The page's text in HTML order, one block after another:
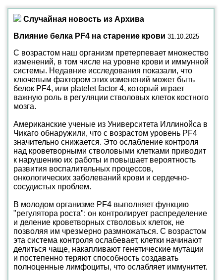
Случайная новость из Архива
Влияние белка PF4 на старение крови 31.10.2025
С возрастом наш организм претерпевает множество
изменений, в том числе на уровне крови и иммунной
системы. Недавние исследования показали, что
ключевым фактором этих изменений может быть
белок PF4, или platelet factor 4, который играет
важную роль в регуляции стволовых клеток костного
мозга.
Американские ученые из Университета Иллинойса в
Чикаго обнаружили, что с возрастом уровень PF4
значительно снижается. Это ослабление контроля
над кроветворными стволовыми клетками приводит
к нарушению их работы и повышает вероятность
развития воспалительных процессов,
онкологических заболеваний крови и сердечно-
сосудистых проблем.
В молодом организме PF4 выполняет функцию
"регулятора роста": он контролирует распределение
и деление кроветворных стволовых клеток, не
позволяя им чрезмерно размножаться. С возрастом
эта система контроля ослабевает, клетки начинают
делиться чаще, накапливают генетические мутации
и постепенно теряют способность создавать
полноценные лимфоциты, что ослабляет иммунитет.